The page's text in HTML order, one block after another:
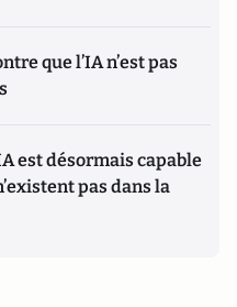
que l’IA n’est pas
est désormais capable
pas dans la